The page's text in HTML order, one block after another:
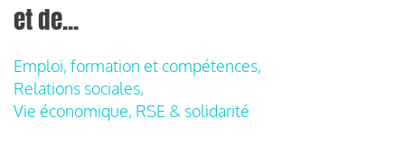
et de...
Emploi, formation et compétences,
Relations sociales,
Vie économique, RSE & solidarité